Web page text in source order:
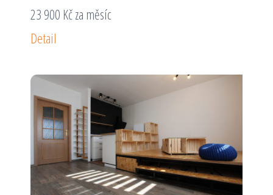
23 900 Kč za měsíc
Detail